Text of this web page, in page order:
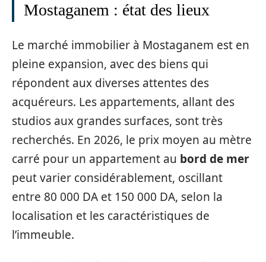
Mostaganem : état des lieux
Le marché immobilier à Mostaganem est en
pleine expansion, avec des biens qui
répondent aux diverses attentes des
acquéreurs. Les appartements, allant des
studios aux grandes surfaces, sont très
recherchés. En 2026, le prix moyen au mètre
carré pour un appartement au bord de mer
peut varier considérablement, oscillant
entre 80 000 DA et 150 000 DA, selon la
localisation et les caractéristiques de
l’immeuble.